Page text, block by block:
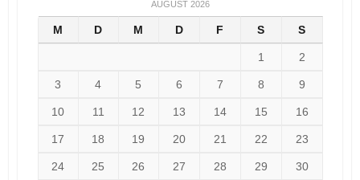
AUGUST 2026
M D M D F S S
1 2
3 4 5 6 7 8 9
10 11 12 13 14 15 16
17 18 19 20 21 22 23
24 25 26 27 28 29 30